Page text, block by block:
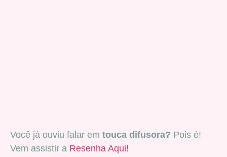
Você já ouviu falar em touca difusora? Pois é!
Vem assistir a Resenha Aqui!